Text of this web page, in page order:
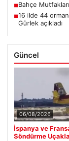
■Bahçe
■16 ilde 44 orman
Gürlek açıkladı
Güncel
06/08/2026
İspanya ve
Söndürme